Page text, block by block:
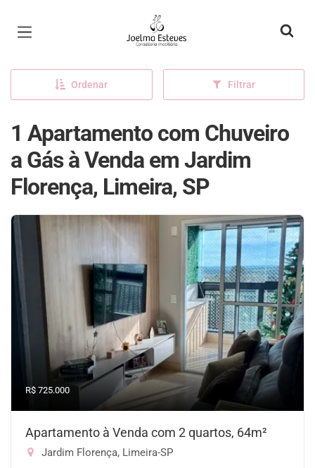
Página inicial
Ordenar Filtrar
1 Apartamento com Chuveiro
a Gás à Venda em Jardim
Florença, Limeira, SP
R$ 725.000
Apartamento à Venda com 2 quartos, 64m²
Jardim Florença, Limeira-SP